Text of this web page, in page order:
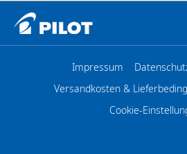
Impressum
Versandkosten &
Cookie-